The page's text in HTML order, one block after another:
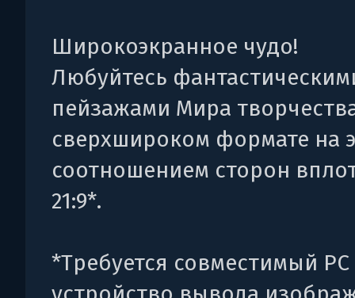
Широкоэкранное чудо!
Любуйтесь
пейзажами Мира
сверхшироком формате на
соотношением сторон
21:9*.
*Требуется совместимый PC